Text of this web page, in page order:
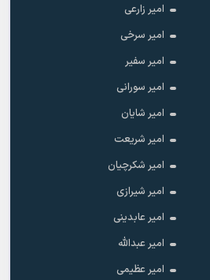
امیر زارعی
امیر سرخی
امیر سفیر
امیر سورانی
امیر شایان
امیر شریعت
امیر شکرچیان
امیر شیرازی
امیر عابدینی
امیر عبدالله
امیر عظیمی